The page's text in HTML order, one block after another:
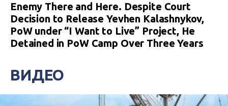
Enemy There and Here. Despite Court
Decision to Release Yevhen Kalashnykov,
PoW under “I Want to Live” Project, He
Detained in PoW Camp Over Three Years
ВИДЕО